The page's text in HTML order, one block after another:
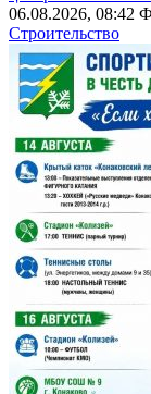
06.08.2026, 08:42
Строительство